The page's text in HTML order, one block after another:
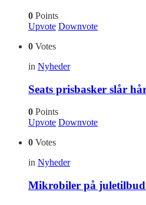
0 Points
Upvote Downvote
0 Votes
in Nyheder
Seats prisbasker slår
0 Points
Upvote Downvote
0 Votes
in Nyheder
Mikrobiler på juletilbud